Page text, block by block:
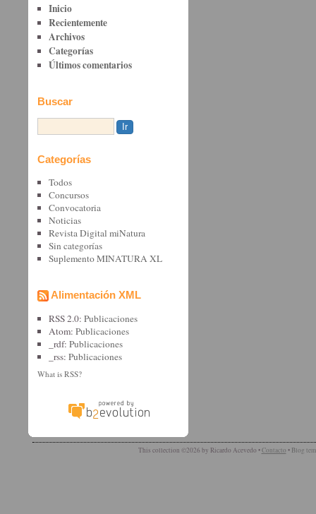
Inicio
Recientemente
Archivos
Categorías
Últimos comentarios
Buscar
Categorías
Todos
Concursos
Convocatoria
Noticias
Revista Digital miNatura
Sin categorí­as
Suplemento MINATURA XL
Alimentación XML
RSS 2.0:Publicaciones
Atom:Publicaciones
_rdf:Publicaciones
_rss:Publicaciones
What is RSS?
This collection ©2026 by Ricardo Acevedo •Contacto • Blog